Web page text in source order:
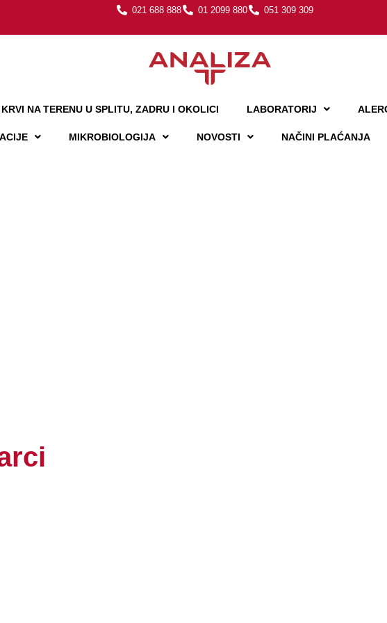
021 688 888 01 2099 880 051 309 309
NA TERENU U SPLITU, ZADRU I OKOLICI LABORATORIJ
MIKROBIOLOGIJA NOVOSTI NAČINI PLAĆANJA